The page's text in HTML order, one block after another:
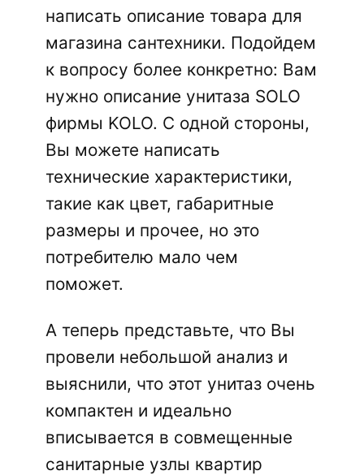
написать описание товара для
магазина сантехники. Подойдем
к вопросу более конкретно: Вам
нужно описание унитаза SOLO
фирмы KOLO. С одной стороны,
Вы можете написать
технические характеристики,
такие как цвет, габаритные
размеры и прочее, но это
потребителю мало чем
поможет.
А теперь представьте, что Вы
провели небольшой анализ и
выяснили, что этот унитаз очень
компактен и идеально
вписывается в совмещенные
санитарные узлы квартир